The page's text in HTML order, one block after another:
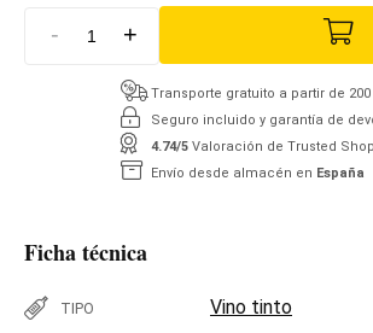
- +
Transporte gratuito a partir de 200
Seguro incluido y garantía de
4.74/5 Valoración de Trusted
Envío desde almacén en España
Ficha técnica
TIPO Vino tinto